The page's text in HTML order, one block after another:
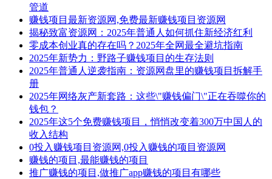
管道
赚钱项目最新资源网,免费最新赚钱项目资源网
揭秘致富资源网：2025年普通人如何抓住新经济红利
零成本创业真的存在吗？2025年全网最全避坑指南
2025年新势力：野路子赚钱项目的生存法则
2025年普通人逆袭指南：资源网盘里的赚钱项目拆解手
册
2025年网络灰产新套路：这些\"赚钱偏门\"正在吞噬你的
钱包？
2025年这5个免费赚钱项目，悄悄改变着300万中国人的
收入结构
0投入赚钱项目资源网,0投入赚钱的项目资源网
赚钱的项目,最能赚钱的项目
推广赚钱的项目,做推广app赚钱的项目有哪些